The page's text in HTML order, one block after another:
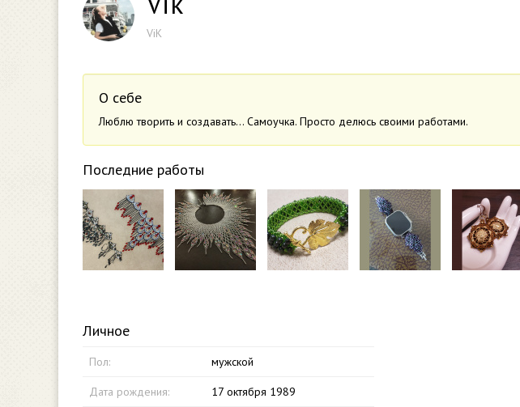
ViK
О себе
Люблю творить и создавать… Самоучка. Просто делюсь своими работами.
Последние работы
Личное
Пол: мужской
Дата рождения: 17 октября 1989